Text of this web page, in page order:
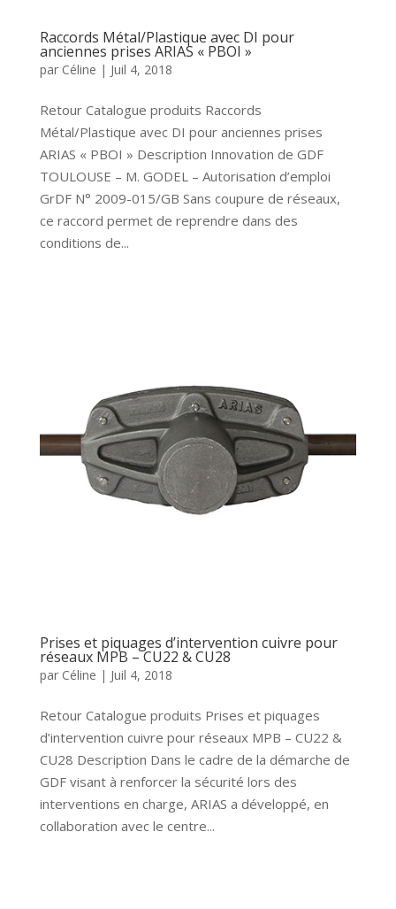
Raccords Métal/Plastique avec DI pour
anciennes prises ARIAS « PBOI »
par Céline | Juil 4, 2018
Retour Catalogue produits Raccords
Métal/Plastique avec DI pour anciennes prises
ARIAS « PBOI » Description Innovation de GDF
TOULOUSE – M. GODEL – Autorisation d’emploi
GrDF N° 2009-015/GB Sans coupure de réseaux,
ce raccord permet de reprendre dans des
conditions de...
Prises et piquages d’intervention cuivre pour
réseaux MPB – CU22 & CU28
par Céline | Juil 4, 2018
Retour Catalogue produits Prises et piquages
d’intervention cuivre pour réseaux MPB – CU22 &
CU28 Description Dans le cadre de la démarche de
GDF visant à renforcer la sécurité lors des
interventions en charge, ARIAS a développé, en
collaboration avec le centre...